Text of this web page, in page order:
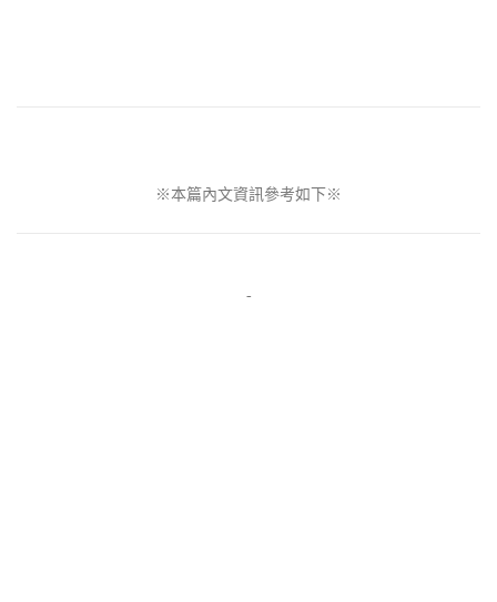
※本篇內文資訊參考如下※
-